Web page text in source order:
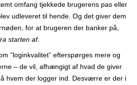
omfang tjekkede brugerens pas eller
udleveret til hende. Og det giver dem
for at brugeren der banker på,
starten af.
“login­kvalitet” efterspørges mere og
– de vil, afhængigt af hvad de giver
hvem der logger ind. Desværre er der i